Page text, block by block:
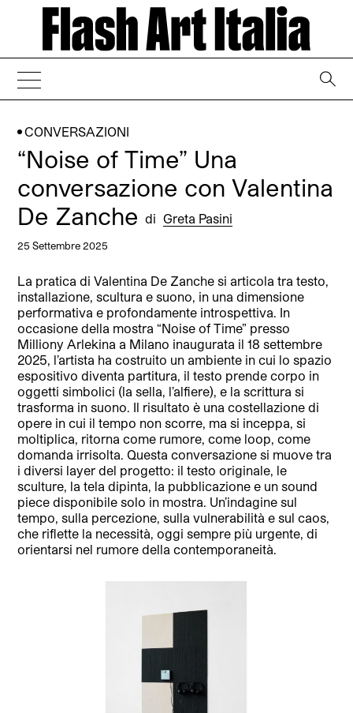
CONVERSAZIONI
“Noise of Time” Una
conversazione con Valentina
De Zanchedi Greta Pasini
25 Settembre 2025
La pratica di Valentina De Zanche si articola tra testo,
installazione, scultura e suono, in una dimensione
performativa e profondamente introspettiva. In
occasione della mostra “Noise of Time” presso
Milliony Arlekina a Milano inaugurata il 18 settembre
2025, l’artista ha costruito un ambiente in cui lo spazio
espositivo diventa partitura, il testo prende corpo in
oggetti simbolici (la sella, l’alfiere), e la scrittura si
trasforma in suono. Il risultato è una costellazione di
opere in cui il tempo non scorre, ma si inceppa, si
moltiplica, ritorna come rumore, come loop, come
domanda irrisolta. Questa conversazione si muove tra
i diversi layer del progetto: il testo originale, le
sculture, la tela dipinta, la pubblicazione e un sound
piece disponibile solo in mostra. Un’indagine sul
tempo, sulla percezione, sulla vulnerabilità e sul caos,
che riflette la necessità, oggi sempre più urgente, di
orientarsi nel rumore della contemporaneità.